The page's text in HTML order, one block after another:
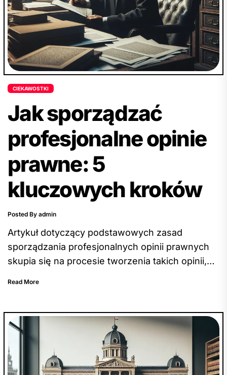
bezpieczeństwa konsumentów i zachęca do
świadomych wyborów podczas codziennych
zakupów. Dodatkowo artykuł zwraca uwagę na
zwiększanie świadomości dotyczącej
bezpieczeństwa dzięki symbolom oraz ich
decyzji.
CIEKAWOSTKI
Jak sporządzać
profesjonalne opinie
prawne: 5
kluczowych kroków
Posted By admin
Artykuł dotyczący podstawowych zasad
sporządzania profesjonalnych opinii prawnych
skupia się na procesie tworzenia takich opinii,
takie jak zbieranie i analiza materiałów, ocena
podstawowych faktów, wykorzystanie
właściwych narzędzi prawnych, analiza
alternatywnych rozwiązań oraz klarowne
Read More